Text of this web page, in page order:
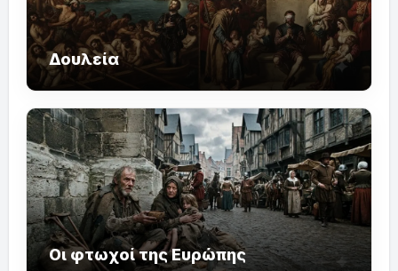
Δουλεία
Οι φτωχοί της Ευρώπης